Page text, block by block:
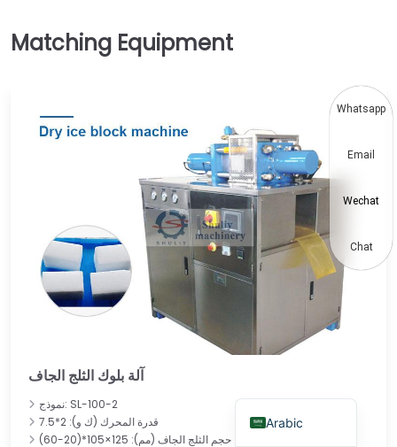
آلة بلوك الثلج الجاف
نموذج: SL-100-2
قدرة المحرك (ك و): 2*7.5
حجم الثلج الجاف (مم): 125×105*(20-60)
Arabic
German
Spanish
Hindi
Korean
Japanese
Vietnamese
Whatsapp
Email
Wechat
Chat